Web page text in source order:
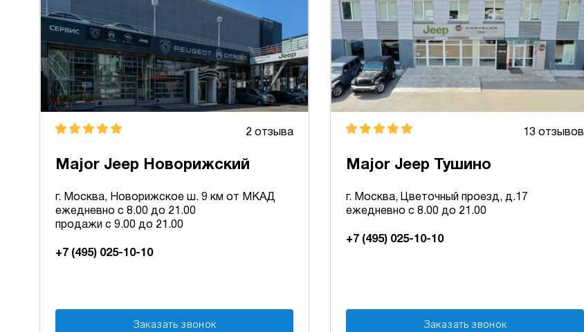
2 отзыва
Major Jeep Новорижский
г. Москва, Новорижское ш. 9 км от МКАД
ежедневно с 8.00 до 21.00
продажи с 9.00 до 21.00
+7 (495) 025-10-10
Заказать звонок
13 отзывов
Major Jeep Тушино
г. Москва, Цветочный проезд, д.17
ежедневно с 8.00 до 21.00
+7 (495) 025-10-10
Заказать звонок